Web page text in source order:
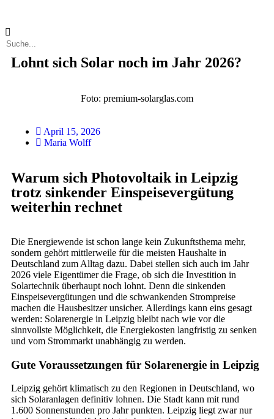
Lohnt sich Solar noch im Jahr 2026?
Foto: premium-solarglas.com
April 15, 2026
Maria Wolff
Warum sich Photovoltaik in Leipzig
trotz sinkender Einspeisevergütung
weiterhin rechnet
Die Energiewende ist schon lange kein Zukunftsthema mehr,
sondern gehört mittlerweile für die meisten Haushalte in
Deutschland zum Alltag dazu. Dabei stellen sich auch im Jahr
2026 viele Eigentümer die Frage, ob sich die Investition in
Solartechnik überhaupt noch lohnt. Denn die sinkenden
Einspeisevergütungen und die schwankenden Strompreise
machen die Hausbesitzer unsicher. Allerdings kann eins gesagt
werden: Solarenergie in Leipzig bleibt nach wie vor die
sinnvollste Möglichkeit, die Energiekosten langfristig zu senken
und vom Strommarkt unabhängig zu werden.
Gute Voraussetzungen für Solarenergie in Leipzig
Leipzig gehört klimatisch zu den Regionen in Deutschland, wo
sich Solaranlagen definitiv lohnen. Die Stadt kann mit rund
1.600 Sonnenstunden pro Jahr punkten. Leipzig liegt zwar nur